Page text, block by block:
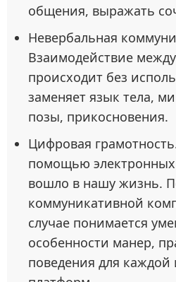
общения, выражать
Невербальная
Взаимодействие
происходит без
заменяет язык тела,
позы, прикосновения.
Цифровая
помощью
вошло в нашу жизнь.
коммуникативной
случае понимается
особенности манер,
поведения для